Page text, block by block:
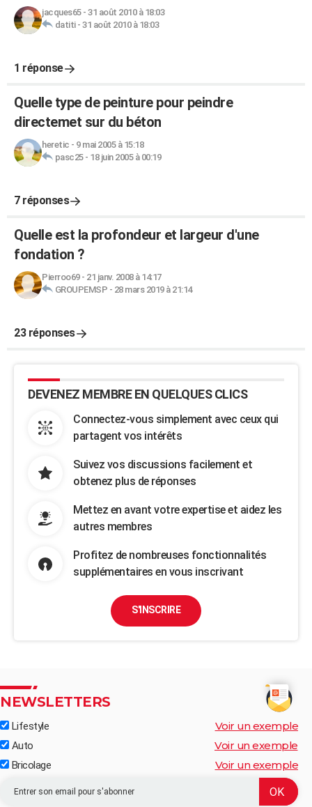
jacques65- 31 août 2010 à 18:03
datiti- 31 août 2010 à 18:03
1 réponse
Quelle type de peinture pour peindre
directemet sur du béton
heretic - 9 mai 2005 à 15:18
pasc25- 18 juin 2005 à 00:19
7 réponses
Quelle est la profondeur et largeur d'une
fondation ?
Pierroo69- 21 janv. 2008 à 14:17
GROUPEMSP - 28 mars 2019 à 21:14
23 réponses
DEVENEZ MEMBRE EN QUELQUES CLICS
Connectez-vous simplement avec ceux qui
partagent vos intérêts
Suivez vos discussions facilement et
obtenez plus de réponses
Mettez en avant votre expertise et aidez les
autres membres
Profitez de nombreuses fonctionnalités
supplémentaires en vous inscrivant
S'INSCRIRE
NEWSLETTERS
Lifestyle Voir un exemple
Auto Voir un exemple
Bricolage Voir un exemple